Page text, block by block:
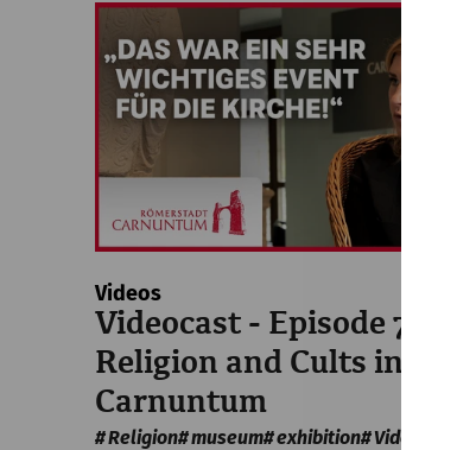
Videos
Videocast - Episode 7:
Religion and Cults in
Carnuntum
Religion museum exhibition Videocast